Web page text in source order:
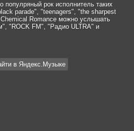
популряный рок исполнитель таких
parade", "teenagers", "the sharpest
Romance можно услышать
"ROCK FM", "Радио ULTRA" и
в Яндекс.Музыке